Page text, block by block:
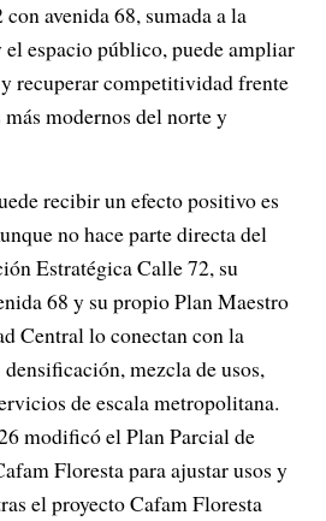
avenida 68, sumada a la
espacio público, puede ampliar
recuperar competitividad frente
modernos del norte y
recibir un efecto positivo es
no hace parte directa del
Estratégica Calle 72, su
68 y su propio Plan Maestro
Central lo conectan con la
mezcla de usos,
de escala metropolitana.
modificó el Plan Parcial de
Floresta para ajustar usos y
el proyecto Cafam Floresta